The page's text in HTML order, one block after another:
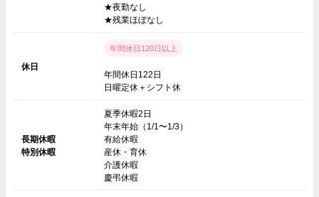
★夜勤なし
★残業ほぼなし
休日
年間休日120日以上
年間休日122日
日曜定休＋シフト休
長期休暇
特別休暇
夏季休暇2日
年末年始（1/1〜1/3）
有給休暇
産休・育休
介護休暇
慶弔休暇